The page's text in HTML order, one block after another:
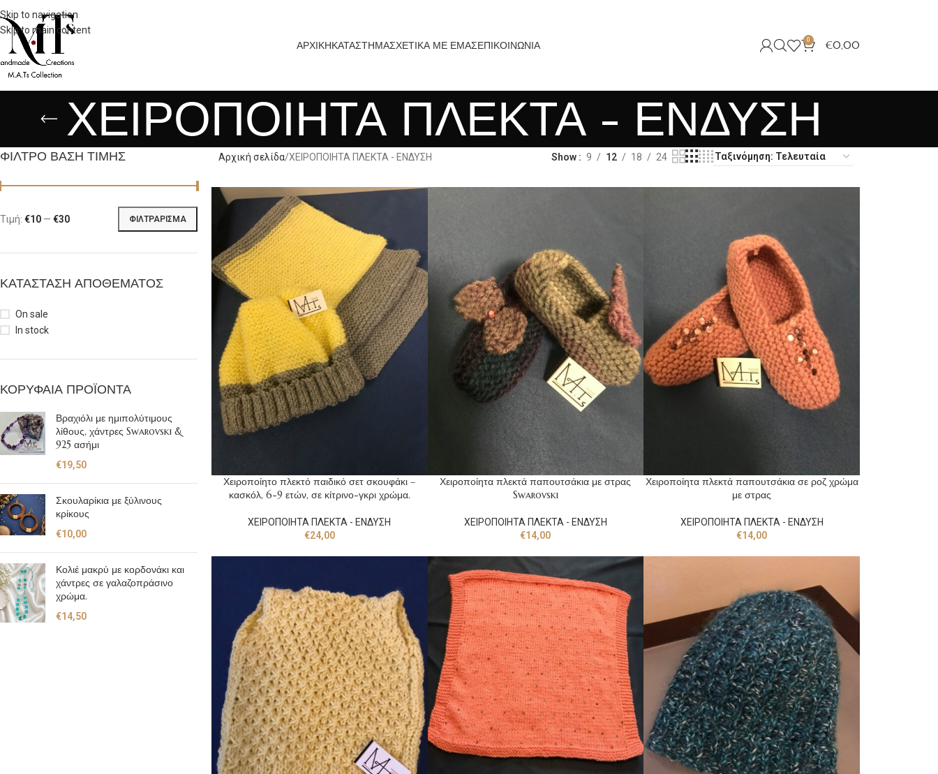
Skip to navigation
Skip to main content
ΑΡΧΙΚΗΚΑΤΑΣΤΗΜΑΣΧΕΤΙΚΑ ΜΕ ΕΜΑΣΕΠΙΚΟΙΝΩΝΙΑ 0 €0,00
ΧΕΙΡΟΠΟΙΗΤΑ ΠΛΕΚΤΑ - ΕΝΔΥΣΗ
ΦΊΛΤΡΟ ΒΑΣΗ ΤΙΜΉΣ
ΦΙΛΤΡΆΡΙΣΜΑ
Τιμή: €10 — €30
ΚΑΤΆΣΤΑΣΗ ΑΠΟΘΈΜΑΤΟΣ
On sale
In stock
ΚΟΡΥΦΑΊΑ ΠΡΟΪΌΝΤΑ
Βραχιόλι με ημιπολύτιμους
λίθους, χάντρες Swarovski &
925 ασήμι
€19,50
Σκουλαρίκια με ξύλινους
κρίκους
€10,00
Κολιέ μακρύ με κορδονάκι και
χάντρες σε γαλαζοπράσινο
χρώμα.
€14,50
Αρχική σελίδα ΧΕΙΡΟΠΟΙΗΤΑ ΠΛΕΚΤΑ - ΕΝΔΥΣΗ Show 9 12 18 24
Χειροποίητο πλεκτό παιδικό σετ σκουφάκι –
κασκόλ, 6-9 ετών, σε κίτρινο-γκρι χρώμα.
ΧΕΙΡΟΠΟΙΗΤΑ ΠΛΕΚΤΑ - ΕΝΔΥΣΗ
€24,00
Χειροποίητα πλεκτά παπουτσάκια με στρας
Swarovski
ΧΕΙΡΟΠΟΙΗΤΑ ΠΛΕΚΤΑ - ΕΝΔΥΣΗ
€14,00
Χειροποίητα πλεκτά παπουτσάκια σε ροζ χρώμα
με στρας
ΧΕΙΡΟΠΟΙΗΤΑ ΠΛΕΚΤΑ - ΕΝΔΥΣΗ
€14,00